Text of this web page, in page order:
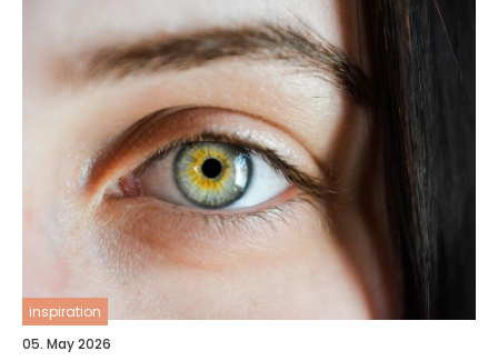
inspiration
05. May 2026